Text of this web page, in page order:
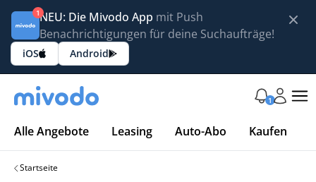
1NEU: Die Mivodo App mit Push
Benachrichtigungen für deine Suchaufträge!
iOS Android
1
Alle Angebote Leasing Auto-Abo Kaufen
Startseite